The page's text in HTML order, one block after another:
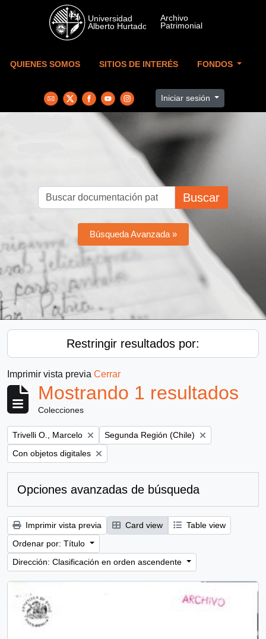
Skip to main content
QUIENES SOMOS SITIOS DE INTERÉS FONDOS
Iniciar sesión
Buscar
Búsqueda Avanzada »
Restringir resultados por:
Imprimir vista previa Cerrar
Mostrando 1 resultados
Colecciones
Remove filter:
Trivelli O., Marcelo Remove filter:
Segunda Región (Chile)
Remove filter:
Con objetos digitales
Opciones avanzadas de búsqueda
Imprimir vista previa Card view
Table view
Ordenar por: Título
Dirección: Clasificación en orden ascendente